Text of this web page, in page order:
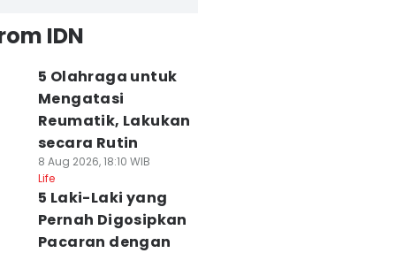
IDN
5 Olahraga untuk
Mengatasi
Reumatik, Lakukan
secara Rutin
8 Aug 2026, 18:10 WIB
Life
5 Laki-Laki yang
Pernah Digosipkan
Pacaran dengan